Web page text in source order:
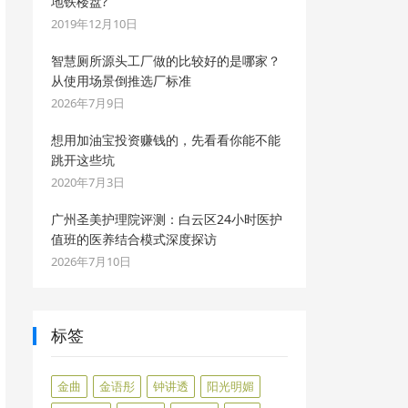
2019年12月10日
智慧厕所源头工厂做的比较好的是哪家？
从使用场景倒推选厂标准
2026年7月9日
想用加油宝投资赚钱的，先看看你能不能
跳开这些坑
2020年7月3日
广州圣美护理院评测：白云区24小时医护
值班的医养结合模式深度探访
2026年7月10日
标签
金曲 金语彤 钟讲透
阳光明媚